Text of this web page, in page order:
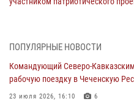
Кузбассе
08 августа 2026, 07:00
ПОПУЛЯРНЫЕ НОВОСТИ
Командующий Северо-
рабочую поездку в Чеченскую
23 июля 2026, 16:10 6